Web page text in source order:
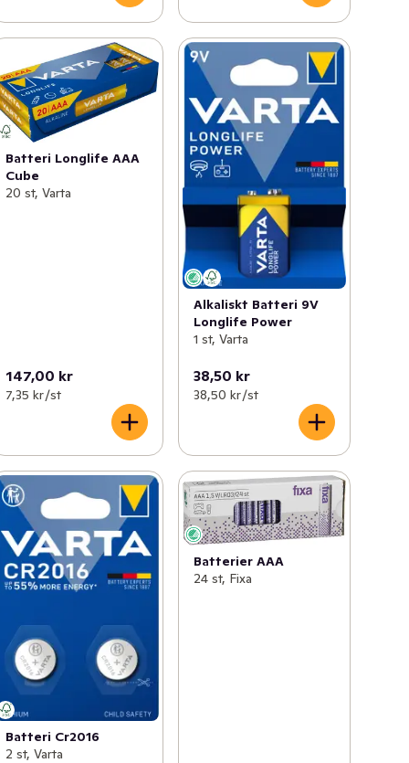
Batteri Longlife AAA
Cube
20 st, Varta
147,00 kr
7,35 kr /st
Alkaliskt Batteri 9V
Longlife Power
1 st, Varta
38,50 kr
38,50 kr /st
Batteri Cr2016
2 st, Varta
Batterier AAA
24 st, Fixa